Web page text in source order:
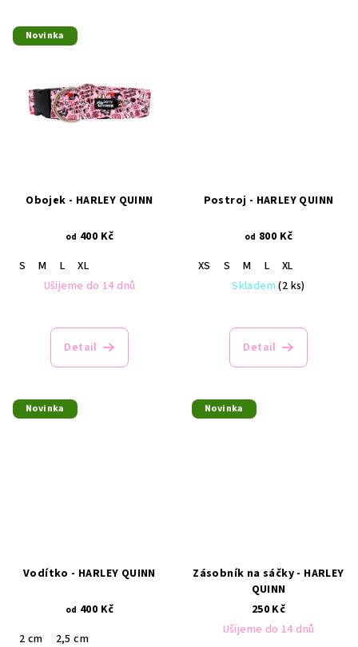
Novinka
Obojek - HARLEY QUINN
od 400 Kč
S
M L
XL
Ušijeme do 14 dnů
Detail
Postroj - HARLEY QUINN
od 800 Kč
XS
S M L
XL
Skladem(2 ks)
Detail
Novinka
Vodítko - HARLEY QUINN
od 400 Kč
2 cm
2,5 cm
Novinka
Zásobník na sáčky - HARLEY
QUINN
250 Kč
Ušijeme do 14 dnů